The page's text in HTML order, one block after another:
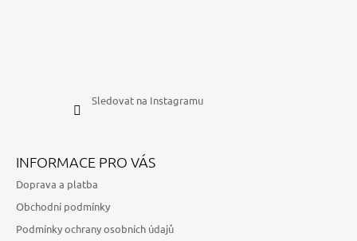
Sledovat na Instagramu
INFORMACE PRO VÁS
Doprava a platba
Obchodní podmínky
Podmínky ochrany osobních údajů